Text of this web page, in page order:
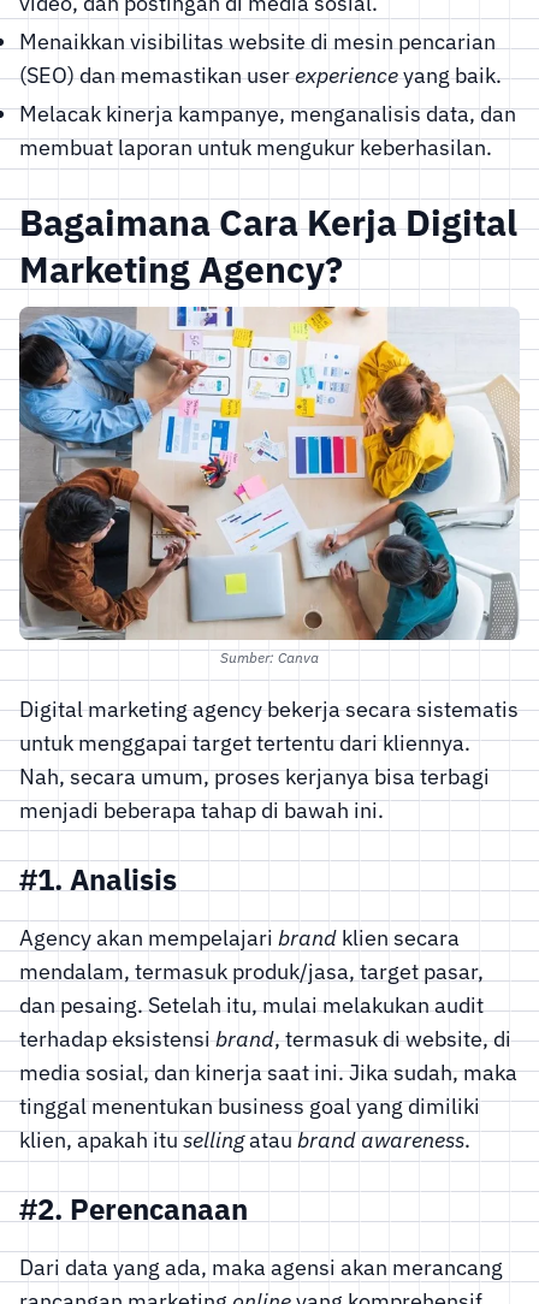
Menaikkan visibilitas website di mesin pencarian
(SEO) dan memastikan userexperienceyang baik.
Melacak kinerja kampanye, menganalisis data, dan
membuat laporan untuk mengukur keberhasilan.
Bagaimana Cara Kerja Digital
Marketing Agency?
Sumber: Canva
Digital marketing agency bekerja secara sistematis
untuk menggapai target tertentu dari kliennya.
Nah, secara umum, proses kerjanya bisa terbagi
menjadi beberapa tahap di bawah ini.
#1. Analisis
Agency akan mempelajari brand klien secara
mendalam, termasuk produk/jasa, target pasar,
dan pesaing. Setelah itu, mulai melakukan audit
terhadap eksistensibrand, termasuk di website, di
media sosial, dan kinerja saat ini. Jika sudah, maka
tinggal menentukan business goal yang dimiliki
klien, apakah itusellingataubrand awareness.
#2. Perencanaan
Dari data yang ada, maka agensi akan merancang